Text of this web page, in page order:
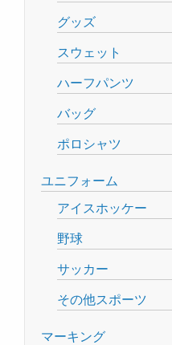
グッズ
スウェット
ハーフパンツ
バッグ
ポロシャツ
ユニフォーム
アイスホッケー
野球
サッカー
その他スポーツ
マーキング